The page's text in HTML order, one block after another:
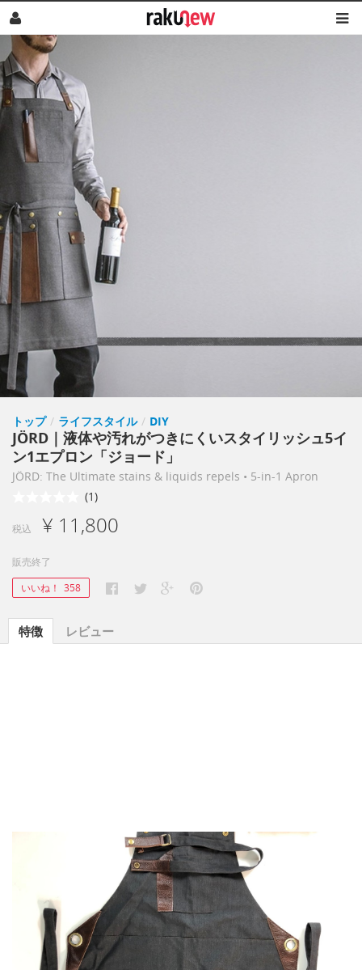
トップ / ライフスタイル / DIY
JÖRD｜液体や汚れがつきにくいスタイリッシュ5イ
ン1エプロン「ジョード」
JÖRD: The Ultimate stains & liquids repels • 5-in-1 Apron
(1)
税込 ¥ 11,800
販売終了
いいね！ 358
特徴 レビュー